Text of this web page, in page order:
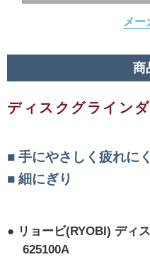
メー
商
ディスクグラインダ
手にやさしく疲れに
細にぎり
リョービ(RYOBI) ディ
625100A